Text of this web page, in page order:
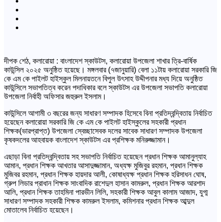
দীপক শেঠ, কলারোয়া : বাংলাদেশ স্কাউটস, কলারোয়া উপজেলা শাখার ত্রি-বার্ষিক
কাউন্সিল ২০২৫ অনুষ্ঠিত হয়েছে। মঙ্গলবার (৭জানুয়ারি) বেলা ১১টায় কলারোয়া সরকারি জি
কে এম কে পাইলট হাইস্কুল মিলনায়তনে বিপুল উৎসাহ উদ্দীপনার মধ্য দিয়ে অনুষ্ঠিত
কাউন্সিলে সভাপতিত্ব করেন পদাধিকার বলে স্কাউটস এর উপজেলা সভাপতি কলারোয়া
উপজেলা নির্বাহী অফিসার জহুরুল ইসলাম।
কাউন্সিলে আগামী ৩ বছরের জন্য সাধারণ সম্পাদক হিসেবে বিনা প্রতিদ্বন্দ্বিতায় নির্বাচিত
হয়েছেন কলারোয়া সরকারি জি কে এম কে পাইলট হাইস্কুলের সহকারী প্রধান
শিক্ষক(ভারপ্রাপ্ত) উপজেলা স্বেচ্ছাসেবক দলের সাবেক সাধারণ সম্পাদক উপজেলা
কৃষকদলের আহবায়ক বাংলাদেশ স্কাউটস এর প্রশিক্ষক মনিরুজ্জামান।
এছাড়া বিনা প্রতিদ্বন্দ্বিতায় সহ সভাপতি নির্বাচিত হয়েছেন প্রধান শিক্ষক আমানুল্যাহ
আমান, প্রধান শিক্ষক আখতার আসাদুজ্জামান, অধ্যক্ষ মুজিবুর রহমান, প্রধান শিক্ষক
মুজিবর রহমান, প্রধান শিক্ষক হায়দার আলী, কোষাধ্যক্ষ প্রধান শিক্ষক হরিসাধন ঘোষ,
গ্রুপ লিডার প্রাধান শিক্ষক সাংবাদিক রাশেদুল হাসান কামরুল, প্রধান শিক্ষক আরশাদ
আলি, প্রধান শিক্ষক তাহমিনা পারভীন লিলি, সহকারী শিক্ষক আবুল কালাম আজাদ, যুগ্ম
সাধারণ সম্পাদক সহকারী শিক্ষক কামরুল ইসলাম, কমিশনার প্রধান শিক্ষক আব্দুল
মোতালেব নির্বাচিত হয়েছেন।